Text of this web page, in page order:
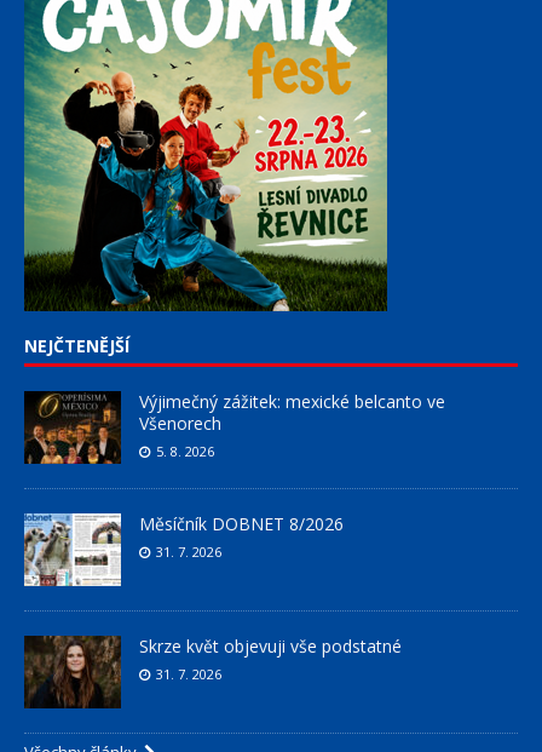
NEJČTENĚJŠÍ
Výjimečný zážitek: mexické belcanto ve
Všenorech
5. 8. 2026
Měsíčník DOBNET 8/2026
31. 7. 2026
Skrze květ objevuji vše podstatné
31. 7. 2026